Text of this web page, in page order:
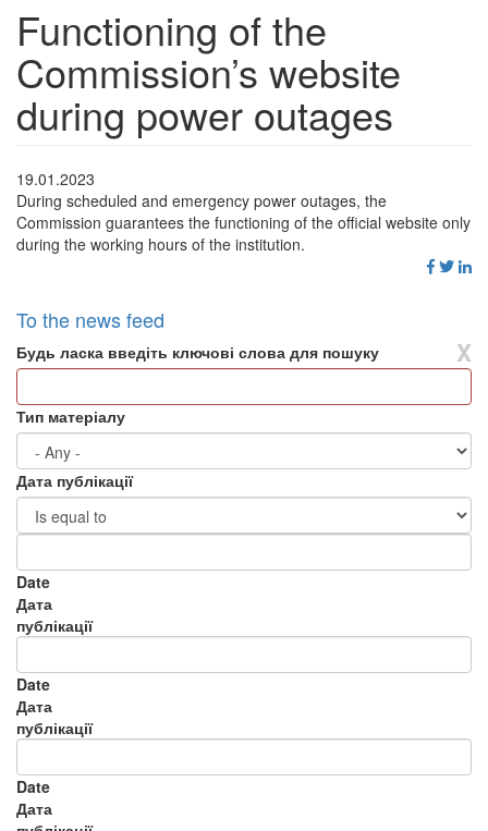
Functioning of the
Commission’s website
during power outages
19.01.2023
During scheduled and emergency power outages, the
Commission guarantees the functioning of the official website only
during the working hours of the institution.
To the news feed
X
Будь ласка введіть ключові слова для пошуку
Тип матеріалу
Дата публікації
Date
Дата
публікації
Date
Дата
публікації
Date
Дата